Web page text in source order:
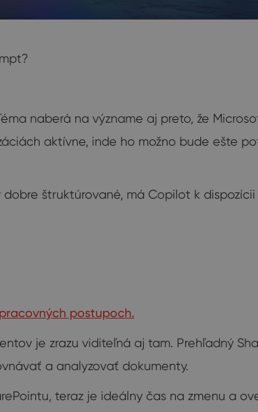
naberá na význame aj preto, že
aktívne, inde ho možno bude ešte
štruktúrované, má Copilot k
postupoch.
je zrazu viditeľná aj tam. Prehľadný
a analyzovať dokumenty.
teraz je ideálny čas na zmenu a